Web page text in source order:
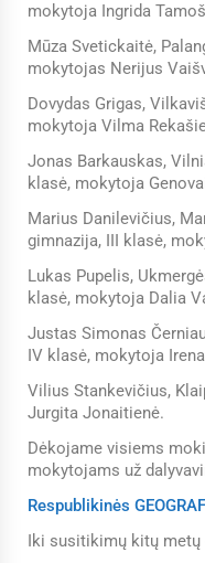
mokytoja Ingrida
Mūza Svetickaitė,
mokytojas Nerijus
Dovydas Grigas,
mokytoja Vilma
Jonas Barkauskas,
klasė, mokytoja
Marius Danilevičius,
gimnazija, III klasė,
Lukas Pupelis,
klasė, mokytoja Dalia
Justas Simonas
IV klasė, mokytoja
Vilius Stankevičius,
Jurgita Jonaitienė.
Dėkojame visiems
mokytojams už
Respublikinės
Iki susitikimų kitų